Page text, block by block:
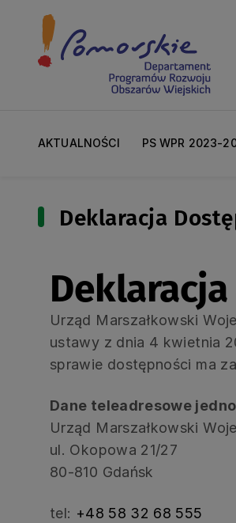
AKTUALNOŚCI PS WPR 2023-
Deklaracja
Urząd Marszałkowski
ustawy z dnia 4 kwietnia
sprawie dostępności ma
Dane teleadresowe
Urząd Marszałkowski
ul. Okopowa 21/27
80-810 Gdańsk
tel: +48 58 32 68 555